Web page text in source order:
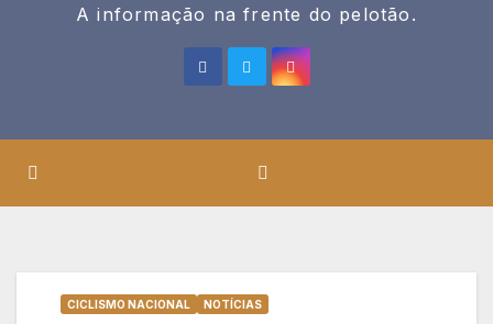
A informação na frente do pelotão.
CICLISMO NACIONAL NOTÍCIAS